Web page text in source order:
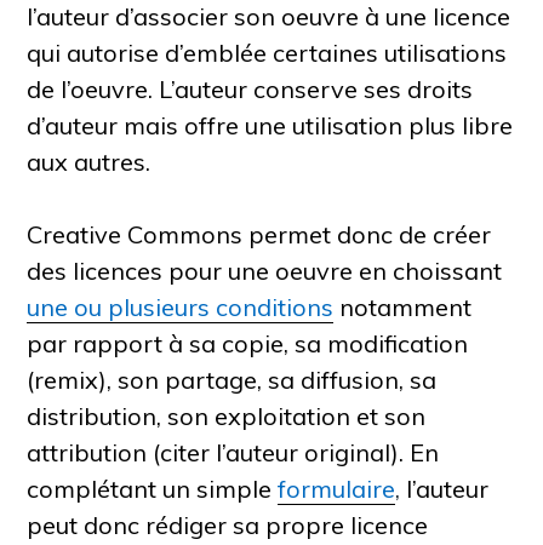
l’auteur d’associer son oeuvre à une licence
qui autorise d’emblée certaines utilisations
de l’oeuvre. L’auteur conserve ses droits
d’auteur mais offre une utilisation plus libre
aux autres.
Creative Commons permet donc de créer
des licences pour une oeuvre en choissant
une ou plusieurs conditions notamment
par rapport à sa copie, sa modification
(remix), son partage, sa diffusion, sa
distribution, son exploitation et son
attribution (citer l’auteur original). En
complétant un simpleformulaire, l’auteur
peut donc rédiger sa propre licence